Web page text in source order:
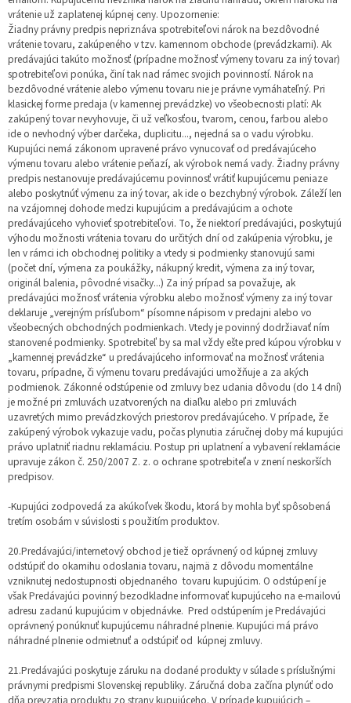
vrátenie už zaplatenej kúpnej ceny. Upozornenie:
Žiadny právny predpis nepriznáva spotrebiteľovi nárok na bezdôvodné
vrátenie tovaru, zakúpeného v tzv. kamennom obchode (prevádzkarni). Ak
predávajúci takúto možnosť (prípadne možnosť výmeny tovaru za iný tovar)
spotrebiteľovi ponúka, činí tak nad rámec svojich povinností. Nárok na
bezdôvodné vrátenie alebo výmenu tovaru nie je právne vymáhateľný. Pri
klasickej forme predaja (v kamennej prevádzke) vo všeobecnosti platí: Ak
zakúpený tovar nevyhovuje, či už veľkosťou, tvarom, cenou, farbou alebo
ide o nevhodný výber darčeka, duplicitu..., nejedná sa o vadu výrobku.
Kupujúci nemá zákonom upravené právo vynucovať od predávajúceho
výmenu tovaru alebo vrátenie peňazí, ak výrobok nemá vady. Žiadny právny
predpis nestanovuje predávajúcemu povinnosť vrátiť kupujúcemu peniaze
alebo poskytnúť výmenu za iný tovar, ak ide o bezchybný výrobok. Záleží len
na vzájomnej dohode medzi kupujúcim a predávajúcim a ochote
predávajúceho vyhovieť spotrebiteľovi. To, že niektorí predávajúci, poskytujú
výhodu možnosti vrátenia tovaru do určitých dní od zakúpenia výrobku, je
len v rámci ich obchodnej politiky a vtedy si podmienky stanovujú sami
(počet dní, výmena za poukážky, nákupný kredit, výmena za iný tovar,
originál balenia, pôvodné visačky...) Za iný prípad sa považuje, ak
predávajúci možnosť vrátenia výrobku alebo možnosť výmeny za iný tovar
deklaruje „verejným prísľubom“ písomne nápisom v predajni alebo vo
všeobecných obchodných podmienkach. Vtedy je povinný dodržiavať ním
stanovené podmienky. Spotrebiteľ by sa mal vždy ešte pred kúpou výrobku v
„kamennej prevádzke“ u predávajúceho informovať na možnosť vrátenia
tovaru, prípadne, či výmenu tovaru predávajúci umožňuje a za akých
podmienok. Zákonné odstúpenie od zmluvy bez udania dôvodu (do 14 dní)
je možné pri zmluvách uzatvorených na diaľku alebo pri zmluvách
uzavretých mimo prevádzkových priestorov predávajúceho. V prípade, že
zakúpený výrobok vykazuje vadu, počas plynutia záručnej doby má kupujúci
právo uplatniť riadnu reklamáciu. Postup pri uplatnení a vybavení reklamácie
upravuje zákon č. 250/2007 Z. z. o ochrane spotrebiteľa v znení neskorších
predpisov.
-Kupujúci zodpovedá za akúkoľvek škodu, ktorá by mohla byť spôsobená
tretím osobám v súvislosti s použitím produktov.
20.Predávajúci/internetový obchod je tiež oprávnený od kúpnej zmluvy
odstúpiť do okamihu odoslania tovaru, najmä z dôvodu momentálne
vzniknutej nedostupnosti objednaného tovaru kupujúcim. O odstúpení je
však Predávajúci povinný bezodkladne informovať kupujúceho na e-mailovú
adresu zadanú kupujúcim v objednávke. Pred odstúpením je Predávajúci
oprávnený ponúknuť kupujúcemu náhradné plnenie. Kupujúci má právo
náhradné plnenie odmietnuť a odstúpiť od kúpnej zmluvy.
21.Predávajúci poskytuje záruku na dodané produkty v súlade s príslušnými
právnymi predpismi Slovenskej republiky. Záručná doba začína plynúť odo